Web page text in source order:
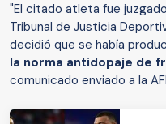
"El citado atleta fue
Tribunal de Justicia
decidió que se había
la norma antidopaje de
comunicado enviado a la